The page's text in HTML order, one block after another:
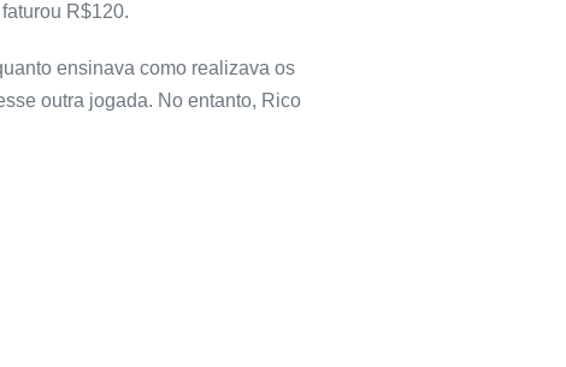
R$120.
ensinava como realizava os
outra jogada. No entanto, Rico